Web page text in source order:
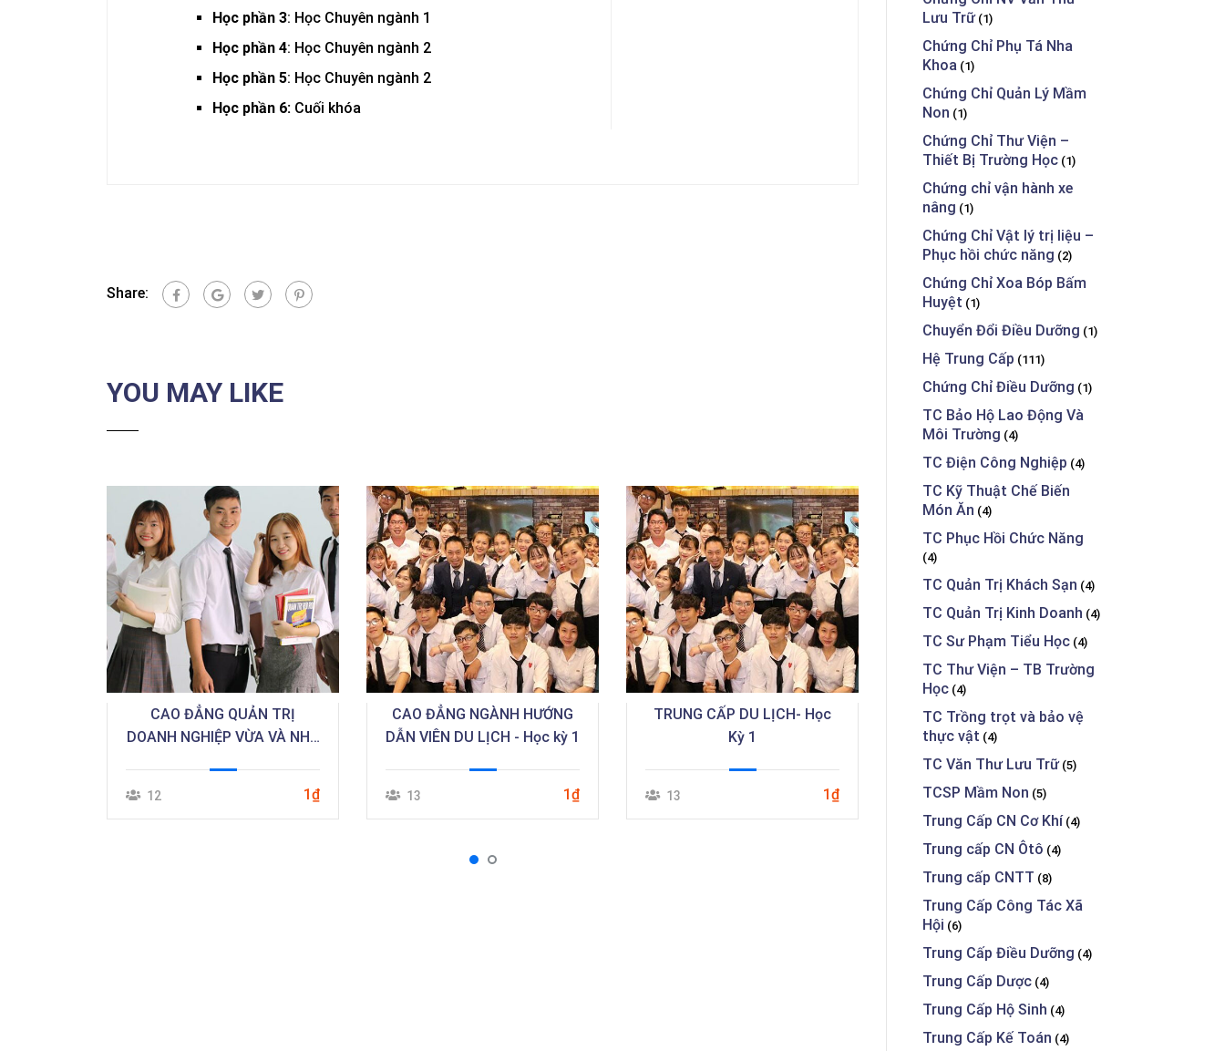
Học phần 3: Học Chuyên ngành 1
Học phần 4: Học Chuyên ngành 2
Học phần 5: Học Chuyên ngành 2
Học phần 6: Cuối khóa
Share:
YOU MAY LIKE
CAO ĐẲNG QUẢN TRỊ
DOANH NGHIỆP VỪA VÀ NHỎ
12 1₫
CAO ĐẲNG NGÀNH HƯỚNG
DẪN VIÊN DU LỊCH - Học kỳ 1
13 1₫
TRUNG CẤP DU LỊCH- Học
Kỳ 1
13 1₫
CAO ĐẲNG ĐIỆN TỬ CÔNG
NGHIỆP - Học Kỳ 6
11
Lưu Trữ(1)
Chứng Chỉ Phụ Tá Nha
Khoa (1)
Chứng Chỉ Quản Lý Mầm
Non (1)
Chứng Chỉ Thư Viện –
Thiết Bị Trường Học (1)
Chứng chỉ vận hành xe
nâng (1)
Chứng Chỉ Vật lý trị liệu –
Phục hồi chức năng (2)
Chứng Chỉ Xoa Bóp Bấm
Huyệt (1)
Chuyển Đổi Điều Dưỡng (1)
Hệ Trung Cấp (111)
Chứng Chỉ Điều Dưỡng (1)
TC Bảo Hộ Lao Động Và
Môi Trường (4)
TC Điện Công Nghiệp (4)
TC Kỹ Thuật Chế Biến
Món Ăn (4)
TC Phục Hồi Chức Năng
(4)
TC Quản Trị Khách Sạn (4)
TC Quản Trị Kinh Doanh (4)
TC Sư Phạm Tiểu Học (4)
TC Thư Viện – TB Trường
Học (4)
TC Trồng trọt và bảo vệ
thực vật (4)
TC Văn Thư Lưu Trữ(5)
TCSP Mầm Non (5)
Trung Cấp CN Cơ Khí (4)
Trung cấp CN Ôtô (4)
Trung cấp CNTT (8)
Trung Cấp Công Tác Xã
Hội (6)
Trung Cấp Điều Dưỡng (4)
Trung Cấp Dược (4)
Trung Cấp Hộ Sinh (4)
Trung Cấp Kế Toán (4)